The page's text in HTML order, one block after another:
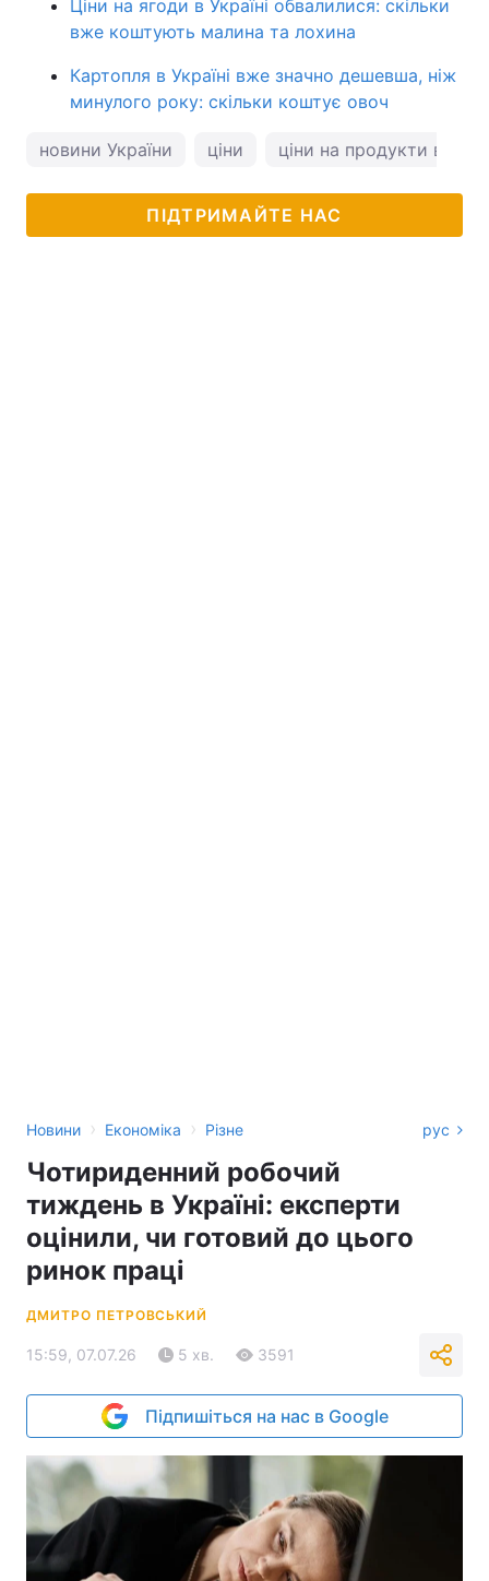
Ціни на ягоди в Україні обвалилися: скільки
вже коштують малина та лохина
Картопля в Україні вже значно дешевша, ніж
минулого року: скільки коштує овоч
новини України ціни ціни на продукти в
ПІДТРИМАЙТЕ НАС
Новини › Економіка › Різне рус
Чотириденний робочий
тиждень в Україні: експерти
оцінили, чи готовий до цього
ринок праці
ДМИТРО ПЕТРОВСЬКИЙ
15:59, 07.07.26 5 хв. 3591
Підпишіться на нас в Google